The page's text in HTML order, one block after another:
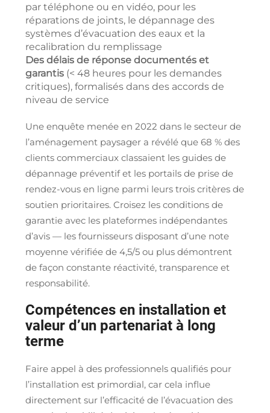
par téléphone ou en vidéo, pour les
réparations de joints, le dépannage des
systèmes d’évacuation des eaux et la
recalibration du remplissage
Des délais de réponse documentés et
garantis (< 48 heures pour les demandes
critiques), formalisés dans des accords de
niveau de service
Une enquête menée en 2022 dans le secteur de
l’aménagement paysager a révélé que 68 % des
clients commerciaux classaient les guides de
dépannage préventif et les portails de prise de
rendez-vous en ligne parmi leurs trois critères de
soutien prioritaires. Croisez les conditions de
garantie avec les plateformes indépendantes
d’avis — les fournisseurs disposant d’une note
moyenne vérifiée de 4,5/5 ou plus démontrent
de façon constante réactivité, transparence et
responsabilité.
Compétences en installation et
valeur d’un partenariat à long
terme
Faire appel à des professionnels qualifiés pour
l’installation est primordial, car cela influe
directement sur l’efficacité de l’évacuation des